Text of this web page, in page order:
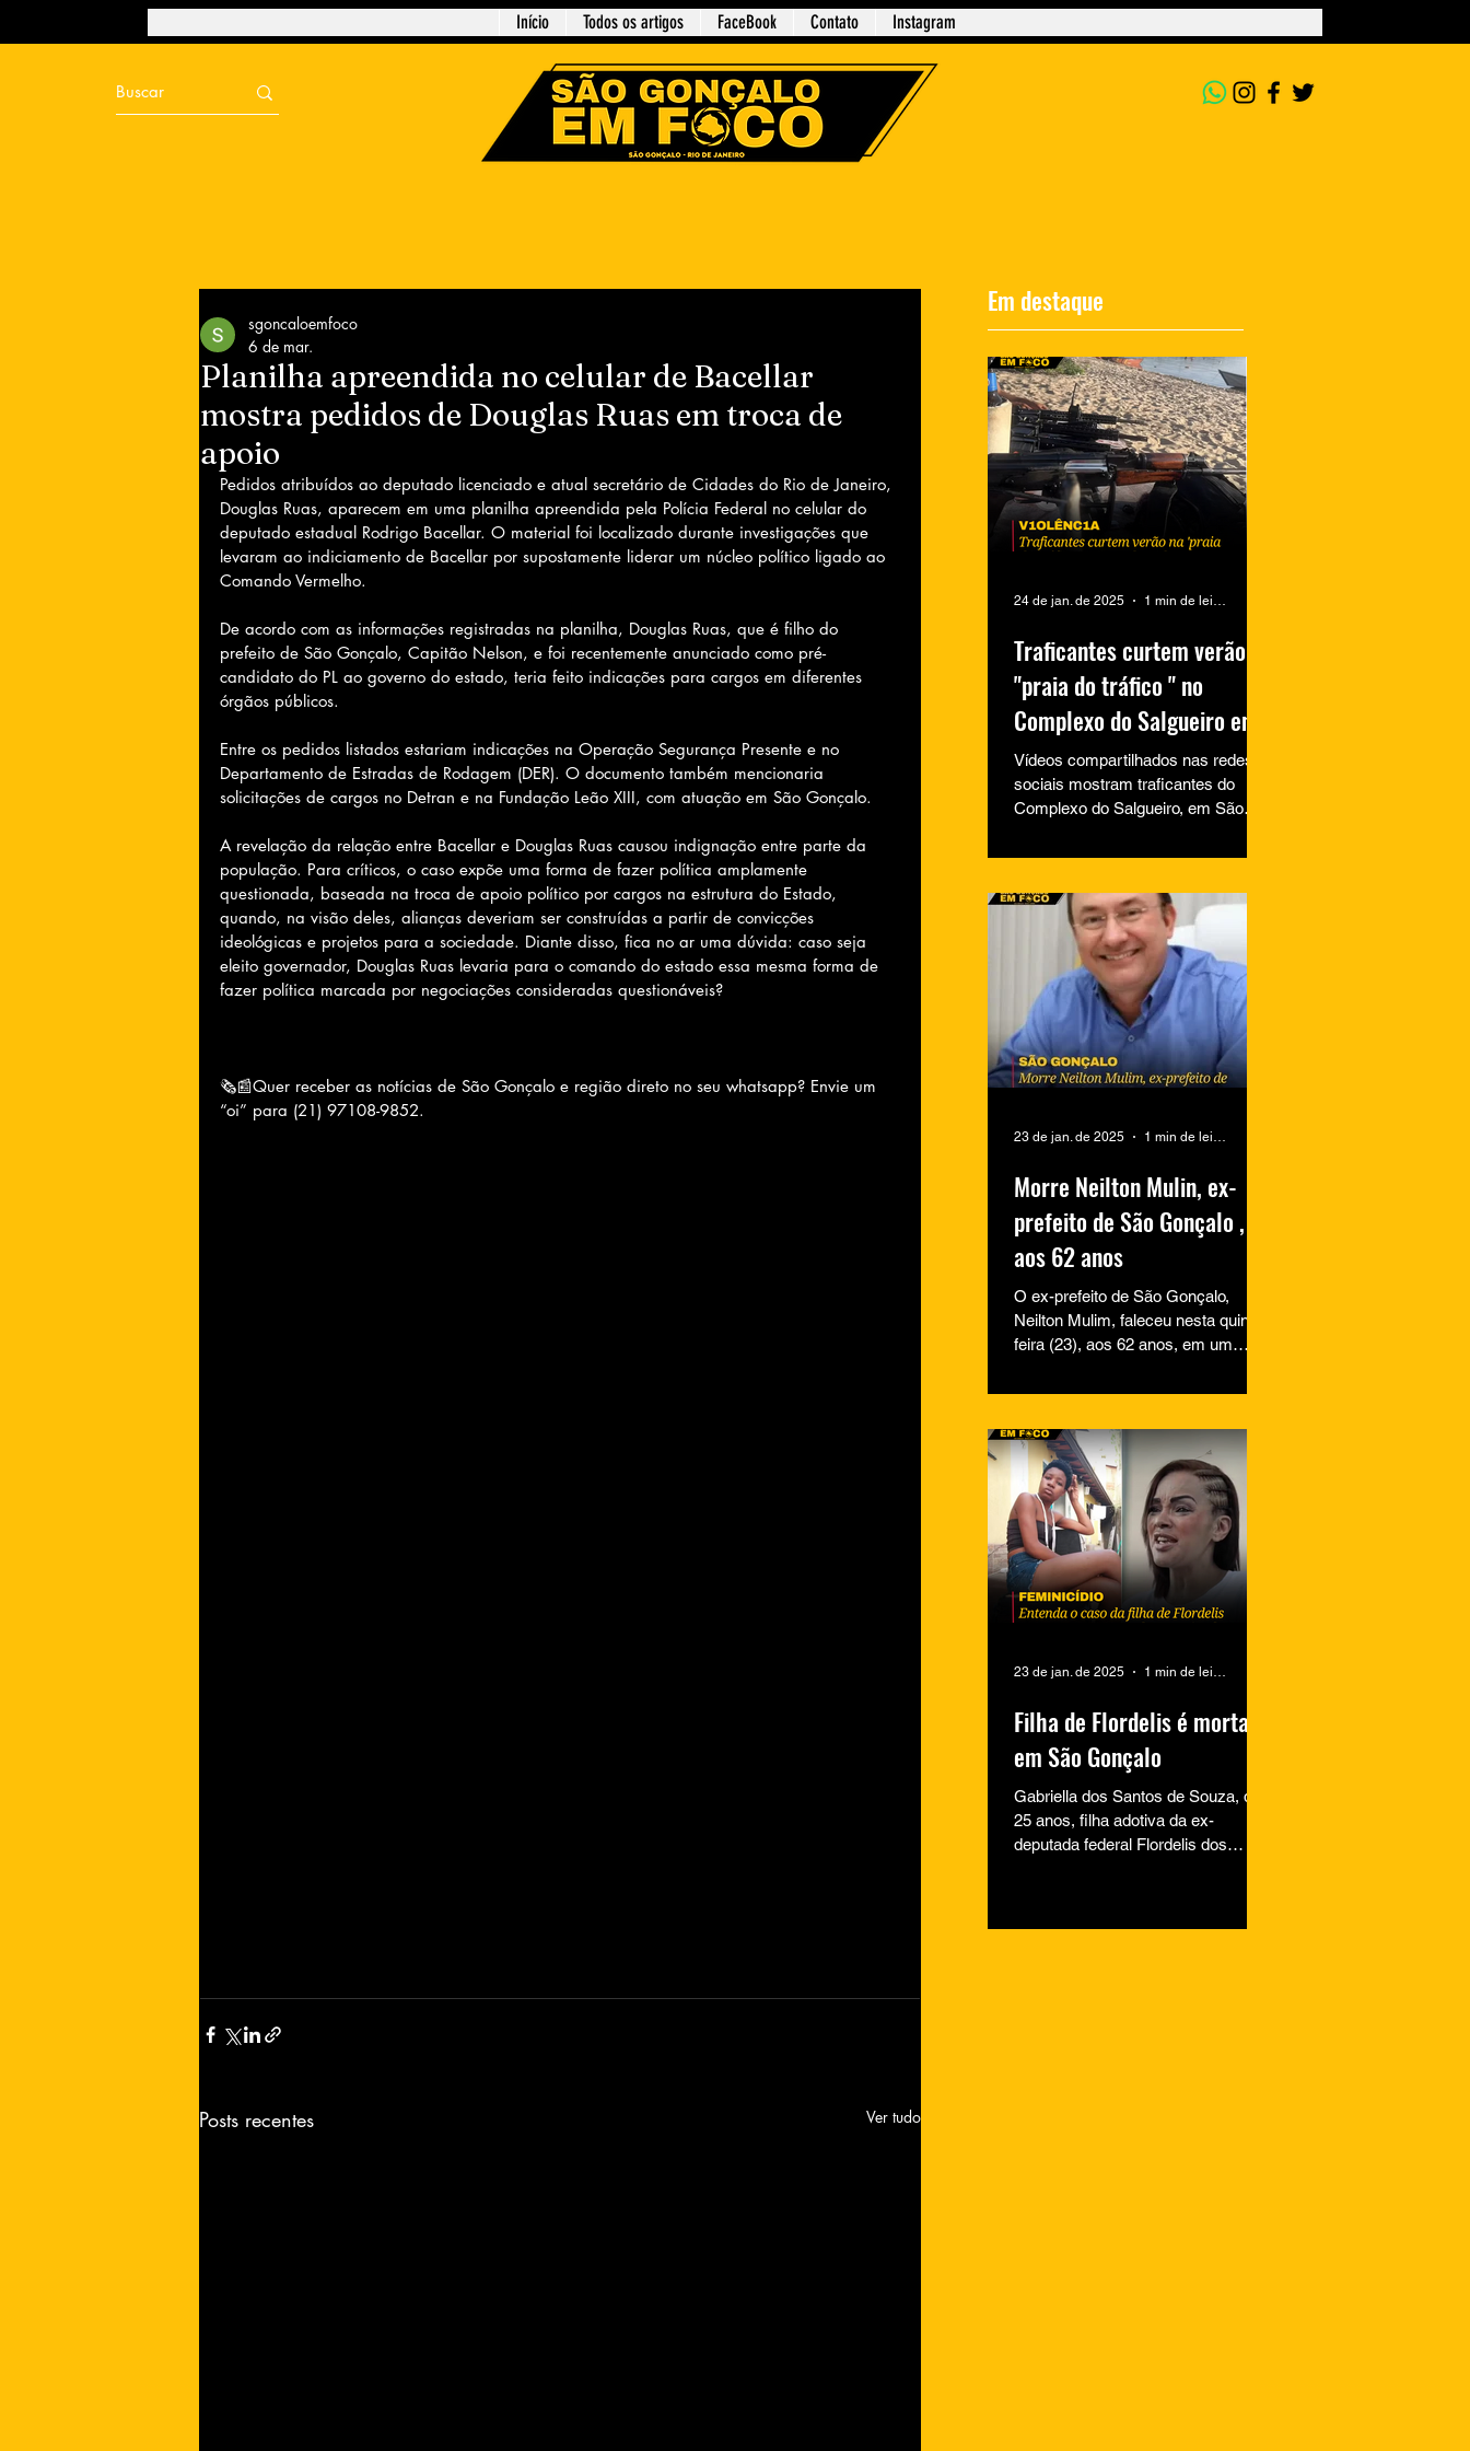
Início Todos os artigos FaceBook Contato Instagram
Planilha apreendida no celular de Bacellar
mostra pedidos de Douglas Ruas em troca de
apoio
sgoncaloemfoco
6 de mar.
Pedidos atribuídos ao deputado licenciado e atual secretário de Cidades do Rio de Janeiro,
Douglas Ruas, aparecem em uma planilha apreendida pela Polícia Federal no celular do
deputado estadual Rodrigo Bacellar. O material foi localizado durante investigações que
levaram ao indiciamento de Bacellar por supostamente liderar um núcleo político ligado ao
Comando Vermelho.
De acordo com as informações registradas na planilha, Douglas Ruas, que é filho do
prefeito de São Gonçalo, Capitão Nelson, e foi recentemente anunciado como pré-
candidato do PL ao governo do estado, teria feito indicações para cargos em diferentes
órgãos públicos.
Entre os pedidos listados estariam indicações na Operação Segurança Presente e no
Departamento de Estradas de Rodagem (DER). O documento também mencionaria
solicitações de cargos no Detran e na Fundação Leão XIII, com atuação em São Gonçalo.
A revelação da relação entre Bacellar e Douglas Ruas causou indignação entre parte da
população. Para críticos, o caso expõe uma forma de fazer política amplamente
questionada, baseada na troca de apoio político por cargos na estrutura do Estado,
quando, na visão deles, alianças deveriam ser construídas a partir de convicções
ideológicas e projetos para a sociedade. Diante disso, fica no ar uma dúvida: caso seja
eleito governador, Douglas Ruas levaria para o comando do estado essa mesma forma de
fazer política marcada por negociações consideradas questionáveis?
🗞📰Quer receber as notícias de São Gonçalo e região direto no seu whatsapp? Envie um
“oi” para (21) 97108-9852.
Posts recentes Ver tudo
Em destaque
Traficantes curtem verão na
"praia do tráfico " no
Complexo do Salgueiro em
São Gonçalo
Vídeos compartilhados nas redes
sociais mostram traficantes do
Complexo do Salgueiro, em São
de lazer na...
24 de jan. de 2025
Morre Neilton Mulin, ex-
prefeito de São Gonçalo ,
aos 62 anos
O ex-prefeito de São Gonçalo,
Neilton Mulim, faleceu nesta quinta-
feira (23), aos 62 anos, em um
informação...
23 de jan. de 2025
Filha de Flordelis é morta
em São Gonçalo
Gabriella dos Santos de Souza, de
25 anos, filha adotiva da ex-
deputada federal Flordelis dos
23 de jan. de 2025 1 min de leitura